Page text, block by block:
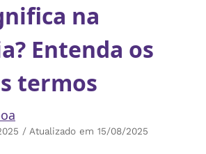
na
Entenda os
termos
/ Atualizado em 15/08/2025